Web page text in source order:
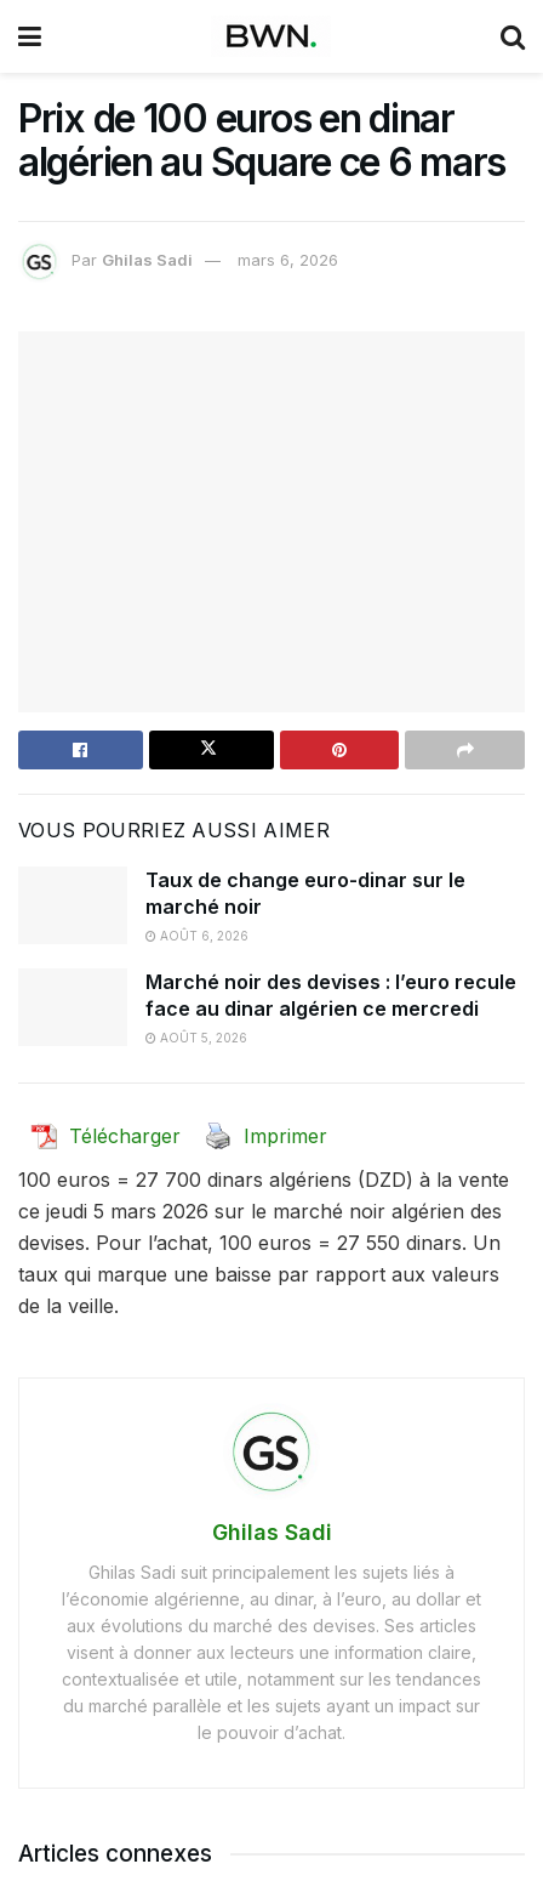
Prix de 100 euros en dinar
algérien au Square ce 6 mars
Par Ghilas Sadi mars 6, 2026
VOUS POURRIEZ AUSSI AIMER
Taux de change euro-dinar sur le
marché noir
AOÛT 6, 2026
Marché noir des devises : l’euro recule
face au dinar algérien ce mercredi
AOÛT 5, 2026
Télécharger
Imprimer
100 euros = 27 700 dinars algériens (DZD) à la vente
ce jeudi 5 mars 2026 sur le marché noir algérien des
devises. Pour l’achat, 100 euros = 27 550 dinars. Un
taux qui marque une baisse par rapport aux valeurs
de la veille.
Ghilas Sadi
Ghilas Sadi suit principalement les sujets liés à
l’économie algérienne, au dinar, à l’euro, au dollar et
aux évolutions du marché des devises. Ses articles
visent à donner aux lecteurs une information claire,
contextualisée et utile, notamment sur les tendances
du marché parallèle et les sujets ayant un impact sur
le pouvoir d’achat.
Articles connexes